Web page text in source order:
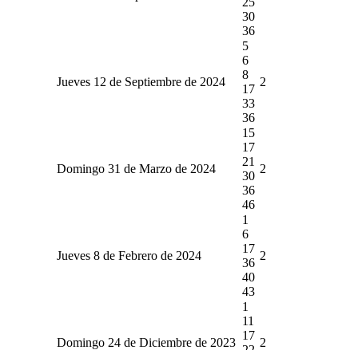
30
36
Jueves 12 de Septiembre de 2024
5
6
8
17
33
36
2
Domingo 31 de Marzo de 2024
15
17
21
30
36
46
2
Jueves 8 de Febrero de 2024
1
6
17
36
40
43
2
Domingo 24 de Diciembre de 2023
1
11
17
2